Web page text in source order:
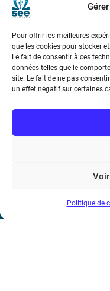
Pour offrir les meilleures
que les cookies pour stocker
Le fait de consentir à ces
données telles que le
site. Le fait de ne pas
un effet négatif sur certaines
Politique de
Société de l’Electricité,
de l’Information et de
17 rue de l’Amiral
Métro : « Boissière »
communautaire :